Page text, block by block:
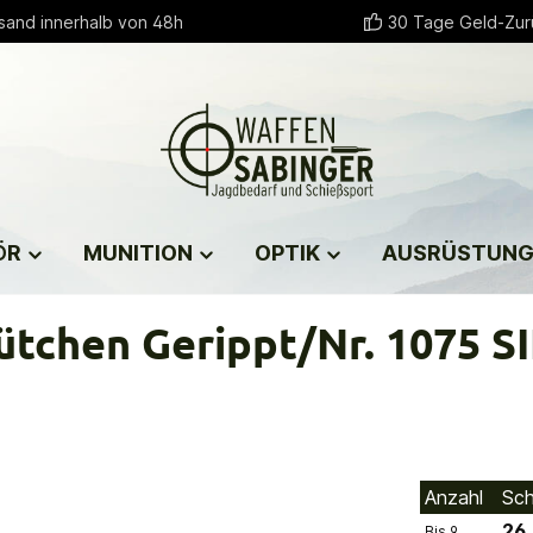
innerhalb von 48h 30 Tage Geld-
MUNITION OPTIK AUSRÜSTUNG
Gerippt/Nr. 1075
Anzahl